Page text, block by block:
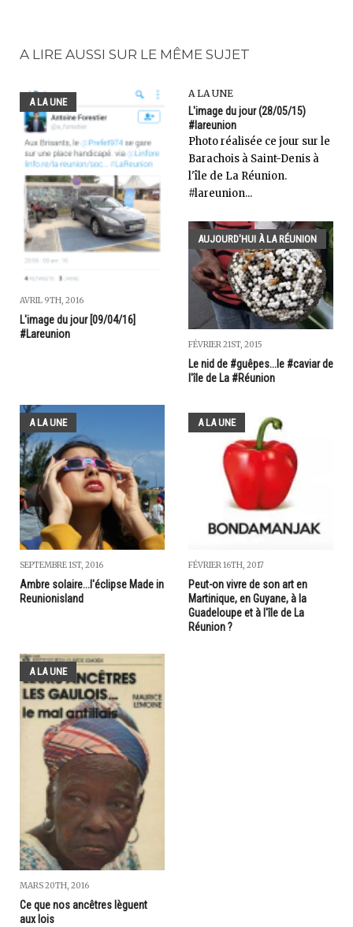
A LIRE AUSSI SUR LE MÊME SUJET
A LA UNE
AVRIL 9TH, 2016
L'image du jour [09/04/16]
#Lareunion
A LA UNE
L'image du jour (28/05/15)
#lareunion
Photo réalisée ce jour sur le
Barachois à Saint-Denis à
l'île de La Réunion.
#lareunion...
AUJOURD'HUI À LA RÉUNION
FÉVRIER 21ST, 2015
Le nid de #guêpes...le #caviar de
l'île de La #Réunion
A LA UNE
SEPTEMBRE 1ST, 2016
Ambre solaire...l'éclipse Made in
Reunionisland
A LA UNE
FÉVRIER 16TH, 2017
Peut-on vivre de son art en
Martinique, en Guyane, à la
Guadeloupe et à l'île de La
Réunion ?
A LA UNE
MARS 20TH, 2016
Ce que nos ancêtres lèguent
aux lois